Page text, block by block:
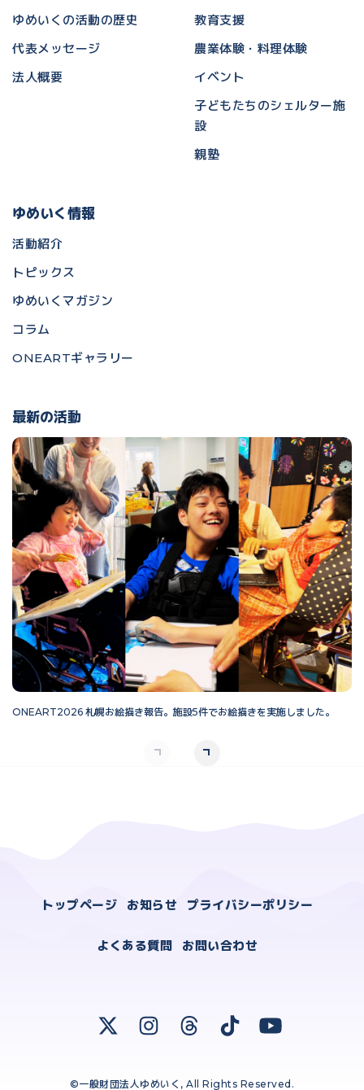
ゆめいくの活動の歴史
代表メッセージ
法人概要
教育支援
農業体験・料理体験
イベント
子どもたちのシェルター施
設
親塾
ゆめいく情報
活動紹介
トピックス
ゆめいくマガジン
コラム
ONEARTギャラリー
最新の活動
ONEART2026 札幌お絵描き報告。施設5件でお絵描きを実施しました。
トップページ お知らせ プライバシーポリシー
よくある質問 お問い合わせ
©一般財団法人ゆめいく, All Rights Reserved.